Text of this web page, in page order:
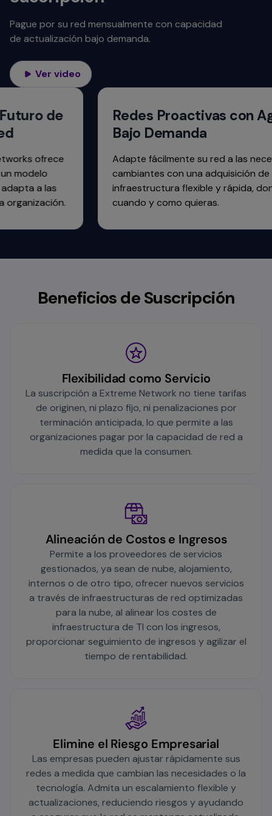
Pague por su red mensualmente con capacidad
de actualización bajo demanda.
Ver video
de
ofrece
modelo
a las
Redes Proactivas con
Bajo Demanda
Adapte fácilmente su red a las
cambiantes con una adquisición de
infraestructura flexible y rápida,
cuando y como quieras.
Beneficios de Suscripción
Flexibilidad como Servicio
La suscripción a Extreme Network no tiene tarifas
de originen, ni plazo fijo, ni penalizaciones por
terminación anticipada, lo que permite a las
organizaciones pagar por la capacidad de red a
medida que la consumen.
Alineación de Costos e Ingresos
Permite a los proveedores de servicios
gestionados, ya sean de nube, alojamiento,
internos o de otro tipo, ofrecer nuevos servicios
a través de infraestructuras de red optimizadas
para la nube, al alinear los costes de
infraestructura de TI con los ingresos,
proporcionar seguimiento de ingresos y agilizar el
tiempo de rentabilidad.
Elimine el Riesgo Empresarial
Las empresas pueden ajustar rápidamente sus
redes a medida que cambian las necesidades o la
tecnología. Admita un escalamiento flexible y
actualizaciones, reduciendo riesgos y ayudando